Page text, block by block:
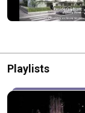
Playlists